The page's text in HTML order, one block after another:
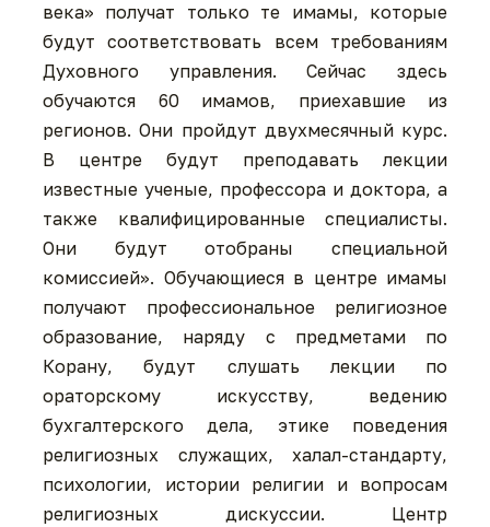
века» получат только те имамы, которые
будут соответствовать всем требованиям
Духовного управления. Сейчас здесь
обучаются 60 имамов, приехавшие из
регионов. Они пройдут двухмесячный курс.
В центре будут преподавать лекции
известные ученые, профессора и доктора, а
также квалифицированные специалисты.
Они будут отобраны специальной
комиссией». Обучающиеся в центре имамы
получают профессиональное религиозное
образование, наряду с предметами по
Корану, будут слушать лекции по
ораторскому искусству, ведению
бухгалтерского дела, этике поведения
религиозных служащих, халал-стандарту,
психологии, истории религии и вопросам
религиозных дискуссии. Центр